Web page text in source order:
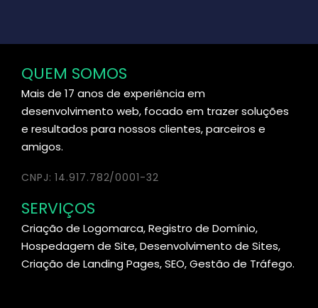
QUEM SOMOS
Mais de 17 anos de experiência em
desenvolvimento web, focado em trazer soluções
e resultados para nossos clientes, parceiros e
amigos.
CNPJ: 14.917.782/0001-32
SERVIÇOS
Criação de Logomarca, Registro de Domínio,
Hospedagem de Site, Desenvolvimento de Sites,
Criação de Landing Pages, SEO, Gestão de Tráfego.